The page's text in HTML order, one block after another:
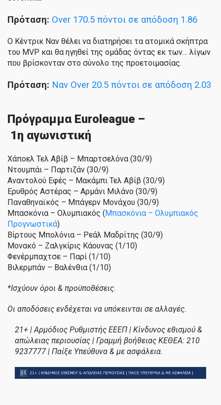
Πρόταση: Over 170.5 πόντοι σε απόδοση 1.86
Ο Κέντρικ Ναν θέλει να διατηρήσει τα ατομικά σκήπτρα
του MVP και θα ηγηθεί της ομάδας όντας εκ των… λίγων
που βρίσκονταν στο σύνολο της προετοιμασίας.
Πρόταση: Ναν Over 20.5 πόντοι σε απόδοση 2.03
Πρόγραμμα Euroleague –
1η αγωνιστική
Χάποελ Τελ Αβίβ – Μπαρτσελόνα (30/9)
Ντουμπάι – Παρτιζάν (30/9)
Αναντολού Εφές – Μακάμπι Τελ Αβίβ (30/9)
Ερυθρός Αστέρας – Αρμάνι Μιλάνο (30/9)
Παναθηναϊκός – Μπάγερν Μονάχου (30/9)
Μπασκόνια – Ολυμπιακός ( Μπασκόνια – Ολυμπιακός
Προγνωστικά)
Βίρτους Μπολόνια – Ρεάλ Μαδρίτης (30/9)
Μονακό – Ζαλγκίρις Κάουνας (1/10)
Φενέρμπαχτσε – Παρί (1/10)
Βιλερμπάν – Βαλένθια (1/10)
*Ισχύουν όροι & προϋποθέσεις.
Οι αποδόσεις ενδέχεται να υπόκεινται σε αλλαγές.
21+ | Αρμόδιος Ρυθμιστής ΕΕΕΠ | Κίνδυνος εθισμού &
απώλειας περιουσίας | Γραμμή βοήθειας ΚΕΘΕΑ: 210
9237777 | Παίξε Υπεύθυνα & με ασφάλεια.